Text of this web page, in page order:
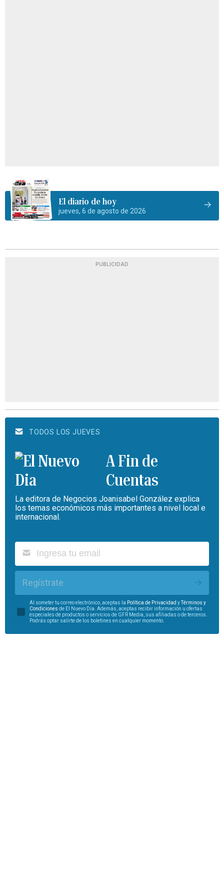
El diario de hoy
jueves, 6 de agosto de 2026
PUBLICIDAD
TODOS LOS JUEVES
A Fin de
Cuentas
La editora de Negocios Joanisabel González explica
los temas económicos más importantes a nivel local e
internacional.
Regístrate
Al someter tu correo electrónico, aceptas la Política de Privacidad yTérminos y
Condiciones de El Nuevo Día. Además, aceptas recibir información u ofertas
especiales de productos o servicios de GFR Media, sus afiliadas o de terceros.
Podrás optar salirte de los boletines en cualquier momento.